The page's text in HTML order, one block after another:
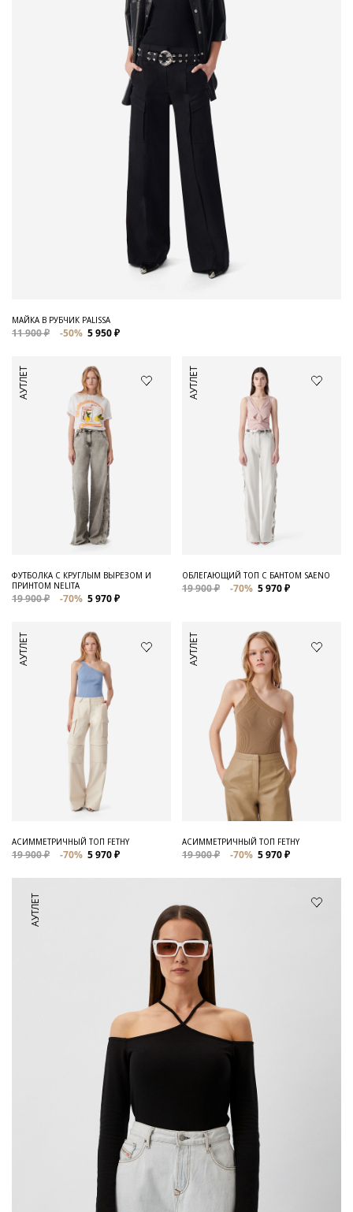
МАЙКА В РУБЧИК PALISSA
11 900 ₽ -50% 5 950 ₽
АУТЛЕТ
ФУТБОЛКА С КРУГЛЫМ ВЫРЕЗОМ И
ПРИНТОМ NELITA
19 900 ₽ -70% 5 970 ₽
АУТЛЕТ
ОБЛЕГАЮЩИЙ ТОП С БАНТОМ SAENO
19 900 ₽ -70% 5 970 ₽
АУТЛЕТ
АСИММЕТРИЧНЫЙ ТОП FETHY
19 900 ₽ -70% 5 970 ₽
АУТЛЕТ
АСИММЕТРИЧНЫЙ ТОП FETHY
19 900 ₽ -70% 5 970 ₽
АУТЛЕТ